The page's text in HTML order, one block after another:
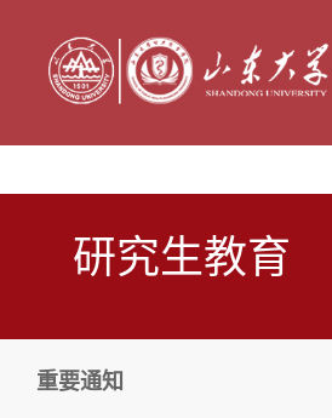
研究生教育
重要通知